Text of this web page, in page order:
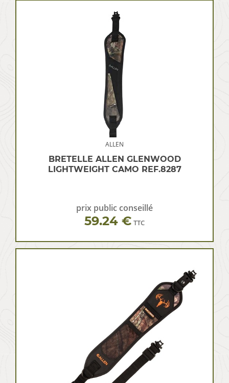
ALLEN
BRETELLE ALLEN GLENWOOD
LIGHTWEIGHT CAMO REF.8287
prix public conseillé
59.24 € TTC